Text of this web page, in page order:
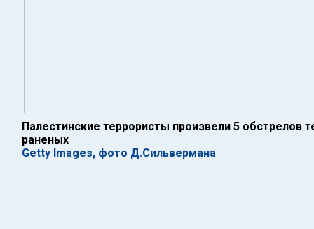
Палестинские террористы произвели 5 обстрелов
раненых
Getty Images, фото Д.Сильвермана